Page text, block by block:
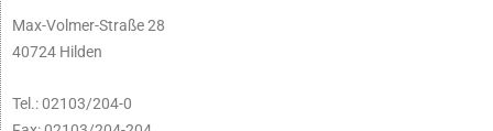
Max-Volmer-Straße 28
40724 Hilden
Tel.: 02103/204-0